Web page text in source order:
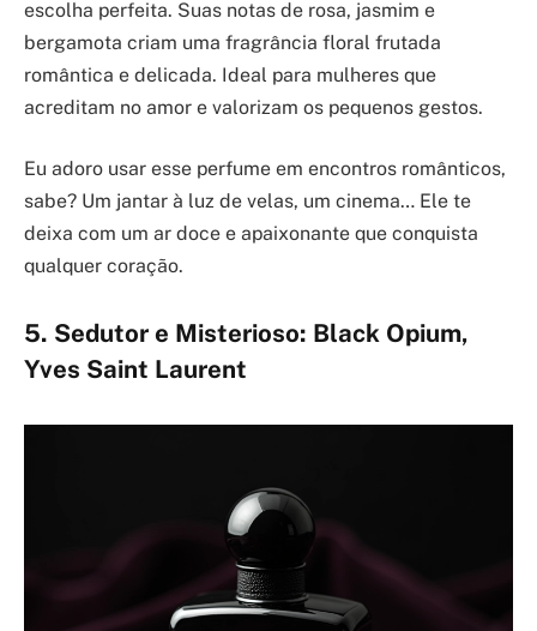
escolha perfeita. Suas notas de rosa, jasmim e
bergamota criam uma fragrância floral frutada
romântica e delicada. Ideal para mulheres que
acreditam no amor e valorizam os pequenos gestos.
Eu adoro usar esse perfume em encontros românticos,
sabe? Um jantar à luz de velas, um cinema… Ele te
deixa com um ar doce e apaixonante que conquista
qualquer coração.
5. Sedutor e Misterioso: Black Opium,
Yves Saint Laurent